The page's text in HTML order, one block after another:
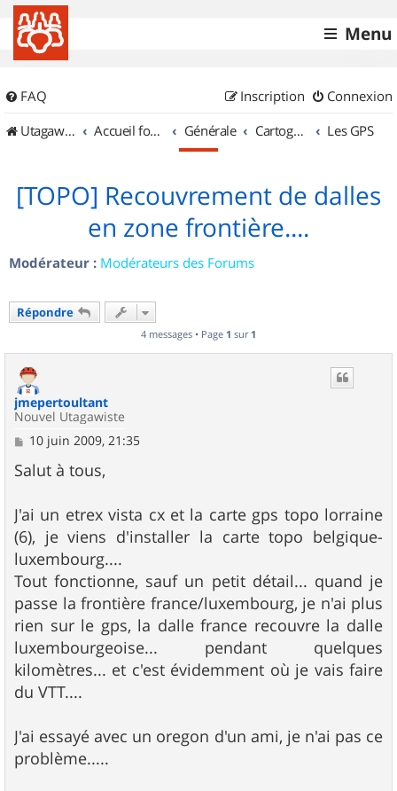
Menu
FAQ Connexion
Inscription
UtagawaVTT (Randos VTT et VTTAE avec traces GPS)
Accueil forum Générale Cartographie et GPS Les GPS
[TOPO] Recouvrement de dalles
en zone frontière....
Modérateur : Modérateurs des Forums
Répondre
4 messages • Page 1 sur 1
jmepertoultant
Nouvel Utagawiste
M
s
s
g
e
10 juin 2009, 21:35
Salut à tous,
J'ai un etrex vista cx et la carte gps topo lorraine
(6), je viens d'installer la carte topo belgique-
luxembourg....
Tout fonctionne, sauf un petit détail... quand je
passe la frontière france/luxembourg, je n'ai plus
rien sur le gps, la dalle france recouvre la dalle
luxembourgeoise... pendant quelques
kilomètres... et c'est évidemment où je vais faire
du VTT....
J'ai essayé avec un oregon d'un ami, je n'ai pas ce
problème.....